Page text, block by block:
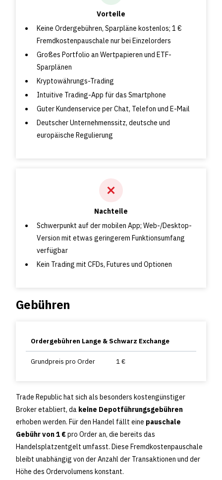
Vorteile
Keine Ordergebühren, Sparpläne kostenlos; 1 €
Fremdkostenpauschale nur bei Einzelorders
Großes Portfolio an Wertpapieren und ETF-
Sparplänen
Kryptowährungs-Trading
Intuitive Trading-App für das Smartphone
Guter Kundenservice per Chat, Telefon und E-Mail
Deutscher Unternehmenssitz, deutsche und
europäische Regulierung
Nachteile
Schwerpunkt auf der mobilen App; Web-/Desktop-
Version mit etwas geringerem Funktionsumfang
verfügbar
Kein Trading mit CFDs, Futures und Optionen
Gebühren
Ordergebühren Lange & Schwarz Exchange
Grundpreis pro Order 1 €
Trade Republic hat sich als besonders kostengünstiger
Broker etabliert, da keine Depotführungsgebühren
erhoben werden. Für den Handel fällt eine pauschale
Gebühr von 1 €pro Order an, die bereits das
Handelsplatzentgelt umfasst. Diese Fremdkostenpauschale
bleibt unabhängig von der Anzahl der Transaktionen und der
Höhe des Ordervolumens konstant.